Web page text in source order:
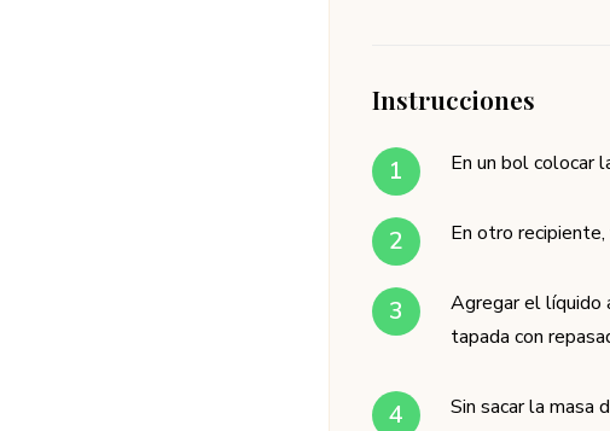
Instrucciones
En un bol colocar
En otro
Agregar el líquido
tapada con
Sin sacar la masa